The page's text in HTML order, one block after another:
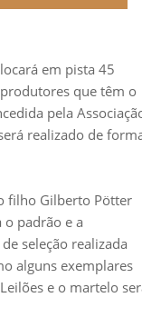
em pista 45
que têm o
pela
realizado de
filho Gilberto Pötter
o padrão e a
seleção realizada
alguns exemplares
e o martelo